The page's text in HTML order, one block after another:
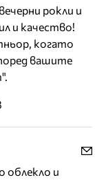
рокли и
и качество!
когато
вашите
облекло и